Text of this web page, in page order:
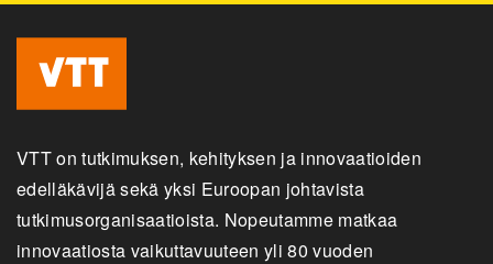
VTT on tutkimuksen, kehityksen ja innovaatioiden
edelläkävijä sekä yksi Euroopan johtavista
tutkimusorganisaatioista. Nopeutamme matkaa
innovaatiosta vaikuttavuuteen yli 80 vuoden